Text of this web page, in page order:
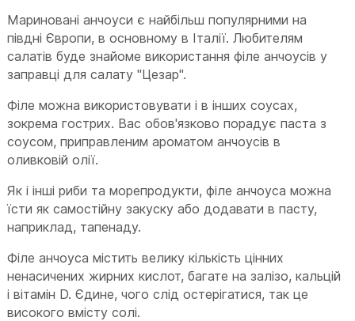
Мариновані анчоуси є найбільш популярними на
півдні Європи, в основному в Італії. Любителям
салатів буде знайоме використання філе анчоусів у
заправці для салату "Цезар".
Філе можна використовувати і в інших соусах,
зокрема гострих. Вас обов'язково порадує паста з
соусом, приправленим ароматом анчоусів в
оливковій олії.
Як і інші риби та морепродукти, філе анчоуса можна
їсти як самостійну закуску або додавати в пасту,
наприклад, тапенаду.
Філе анчоуса містить велику кількість цінних
ненасичених жирних кислот, багате на залізо, кальцій
і вітамін D. Єдине, чого слід остерігатися, так це
високого вмісту солі.